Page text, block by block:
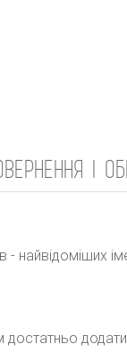
І
- найвідоміших
достатньо